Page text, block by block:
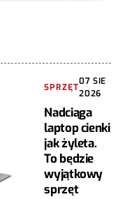
SPRZĘT
07 SIE
2026
Nadciąga
laptop cienki
jak żyleta.
To będzie
wyjątkowy
sprzęt